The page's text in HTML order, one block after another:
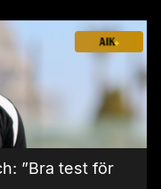
”Bra test för